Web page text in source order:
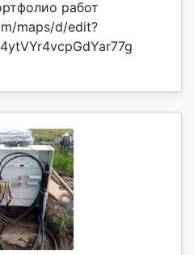
работ
maps/d/edit?